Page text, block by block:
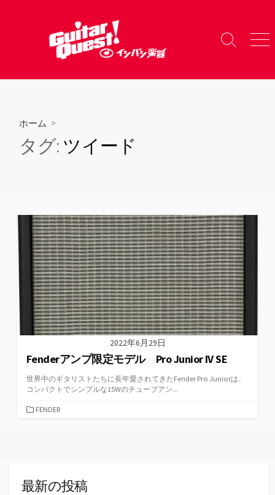
へ
検
り
メ
ー
ホーム >
タグ: ツイード
2022年6月29日
Fenderアンプ限定モデル Pro Junior IV SE
世界中のギタリストたちに長年愛されてきたFender Pro Juniorは、
コンパクトでシンプルな15Wのチューブアン...
カFENDER
最新の投稿